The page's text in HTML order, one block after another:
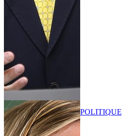
POLITIQUE